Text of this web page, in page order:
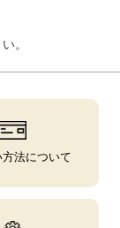
。
法について